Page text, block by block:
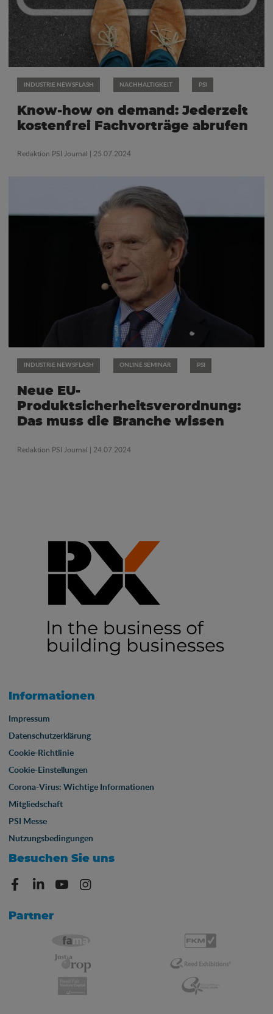
INDUSTRIE NEWSFLASH NACHHALTIGKEIT PSI
Know-how on demand: Jederzeit
kostenfrei Fachvorträge abrufen
Redaktion PSI Journal | 25.07.2024
INDUSTRIE NEWSFLASH ONLINE SEMINAR PSI
Neue EU-
Produktsicherheitsverordnung:
Das muss die Branche wissen
Redaktion PSI Journal | 24.07.2024
Informationen
Impressum
Datenschutzerklärung
Cookie-Richtlinie
Cookie-Einstellungen
Corona-Virus: Wichtige Informationen
Mitgliedschaft
PSI Messe
Nutzungsbedingungen
Besuchen Sie uns
Partner